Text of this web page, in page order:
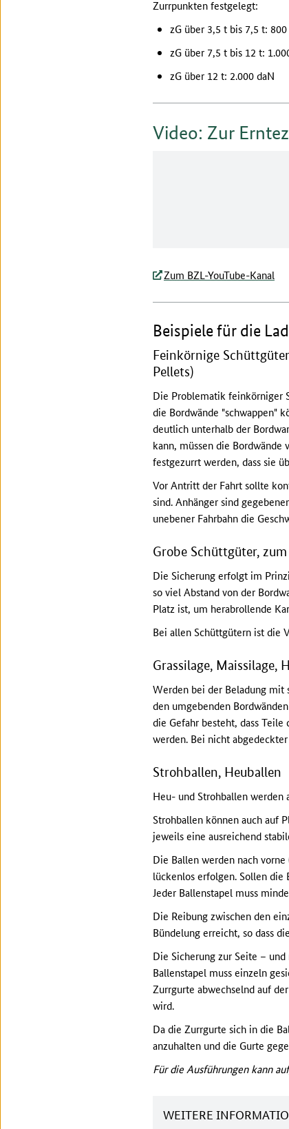
Zurrpunkten festgelegt:
zG über 3,5 t bis 7,5 t: 800
zG über 7,5 t bis 12 t:
zG über 12 t: 2.000 daN
Video: Zur
Zum BZL-YouTube-Kanal
Beispiele für die
Feinkörnige
Pellets)
Die Problematik feinkörniger
die Bordwände "schwappen"
deutlich unterhalb der
kann, müssen die
festgezurrt werden, dass sie
Vor Antritt der Fahrt sollte
sind. Anhänger sind
unebener Fahrbahn die
Grobe Schüttgüter,
Die Sicherung erfolgt im
so viel Abstand von der
Platz ist, um herabrollende
Bei allen Schüttgütern ist die
Grassilage, Maissilage,
Werden bei der Beladung mit
den umgebenden
die Gefahr besteht, dass
werden. Bei nicht
Strohballen, Heuballen
Heu- und Strohballen werden
Strohballen können auch auf
jeweils eine ausreichend
Die Ballen werden nach
lückenlos erfolgen. Sollen die
Jeder Ballenstapel muss
Die Reibung zwischen den
Bündelung erreicht, so dass
Die Sicherung zur Seite –
Ballenstapel muss einzeln
Zurrgurte abwechselnd auf
wird.
Da die Zurrgurte sich in die
anzuhalten und die Gurte
Für die Ausführungen kann
WEITERE